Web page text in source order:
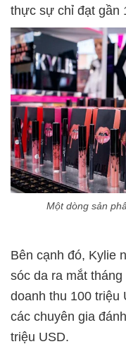
thực sự chỉ đạt gần
Một dòng sản
Bên cạnh đó, Kylie
sóc da ra mắt
doanh thu 100 triệu
các chuyên gia
triệu USD.